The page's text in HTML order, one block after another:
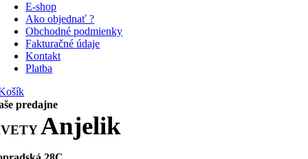
E-shop
Ako objednať ?
Obchodné podmienky
Fakturačné údaje
Kontakt
Platba
predajne
Anjelik